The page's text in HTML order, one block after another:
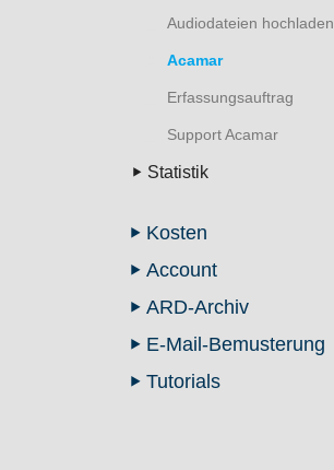
Audiodateien hochladen
Acamar
Erfassungsauftrag
Support Acamar
Statistik
Kosten
Account
ARD-Archiv
E-Mail-Bemusterung
Tutorials